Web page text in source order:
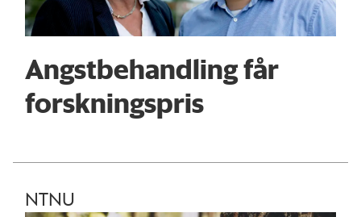
Angstbehandling får
forskningspris
NTNU